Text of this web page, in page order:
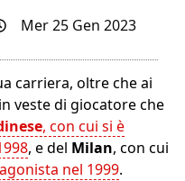
Mer 25 Gen 2023
carriera, oltre che ai
veste di giocatore che
, con cui si è
, e del Milan, con cui
nel 1999.